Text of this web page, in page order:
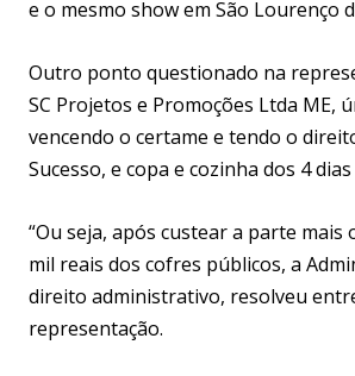
e o mesmo show em São Lourenço
Outro ponto questionado na
SC Projetos e Promoções Ltda ME,
vencendo o certame e tendo o
Sucesso, e copa e cozinha dos 4
“Ou seja, após custear a parte
mil reais dos cofres públicos, a
direito administrativo, resolveu
representação.